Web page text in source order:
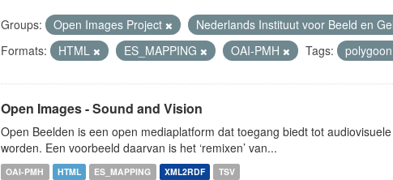
Groups: Open Images Project
Nederlands Instituut voor Beeld en
Formats:
HTML ES_MAPPING OAI-PMH Tags: polygoon
Open Images - Sound and Vision
Open Beelden is een open mediaplatform dat toegang biedt tot
worden. Een voorbeeld daarvan is het ‘remixen’ van...
OAI-PMH HTML ES_MAPPING XML2RDF TSV